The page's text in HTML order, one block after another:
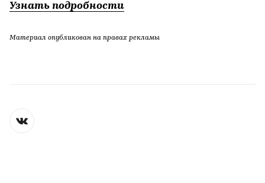
Узнать подробности
Материал опубликован на правах рекламы